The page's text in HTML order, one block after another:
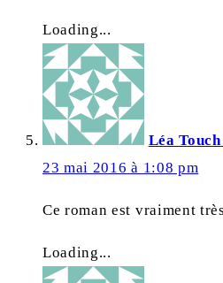
Loading...
Léa
23 mai 2016 à 1:08 pm
Ce roman est vraiment
Loading...